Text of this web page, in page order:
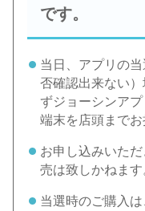
です。
当日、アプリの
否確認出来ない
ずジョーシンア
端末を店頭までお
お申し込みいた
売は致しかねます
当選時のご購入